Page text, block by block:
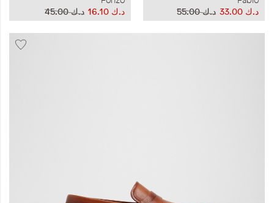
د.ك‏ 55.00
د.ك‏ 33.00
د.ك‏ 45.00
د.ك‏ 16.10